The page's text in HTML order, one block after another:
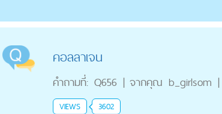
คอลลาเจน
คำถามที่: Q656 | จากคุณ b_girlsom |
VIEWS 3602